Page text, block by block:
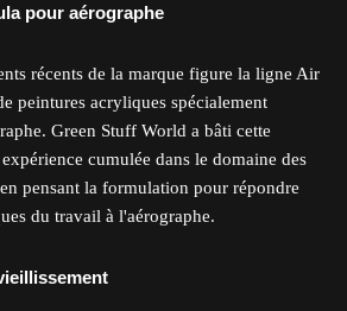
pour aérographe
récents de la marque figure la ligne Air
peintures acryliques spécialement
Green Stuff World a bâti cette
cumulée dans le domaine des
pensant la formulation pour répondre
du travail à l'aérographe.